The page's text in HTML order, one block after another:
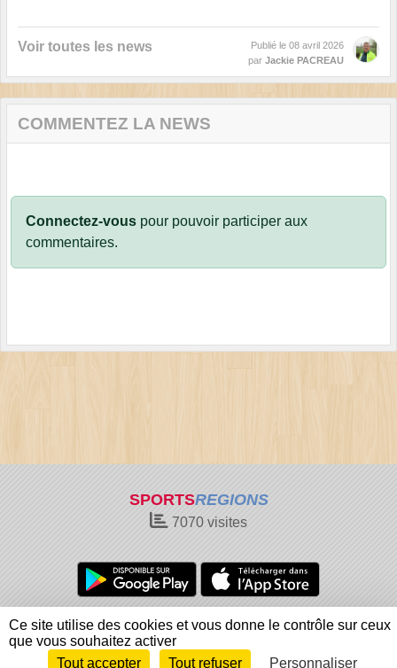
Voir toutes les news Publié le 08 avril 2026
par Jackie PACREAU
COMMENTEZ LA NEWS
Connectez-vous pour pouvoir participer aux
commentaires.
SPORTSREGIONS
7070 visites
Charte cookies
Gestion des cookies
Informations légales
Signaler un contenu inapproprié
Envie de participer ?
Connexion
Ce site utilise des cookies et vous donne le contrôle sur ceux
que vous souhaitez activer
Tout accepter
Tout refuser Personnaliser